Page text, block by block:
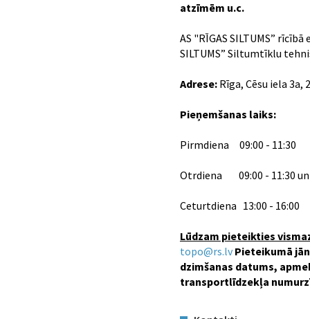
atzīmēm u.c.
AS "RĪGAS SILTUMS”
SILTUMS” Siltumtīklu
Adrese:Rīga, Cēsu iela 3a,
Pieņemšanas laiks:
Pirmdiena 09:00 - 11:30
Otrdiena 09:00 - 11:30 un
Ceturtdiena 13:00 - 16:00
Lūdzam pieteikties
topo@rs.lvPieteikumā
dzimšanas datums,
transportlīdzekļa